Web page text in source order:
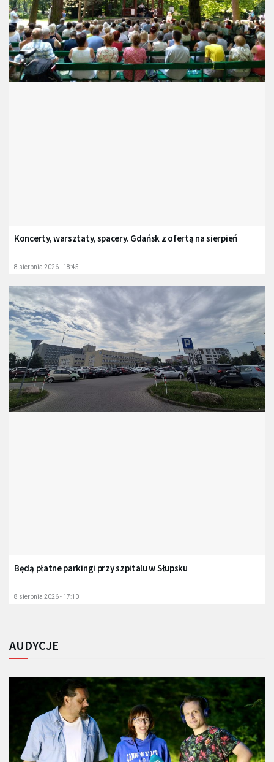
Koncerty, warsztaty, spacery. Gdańsk z ofertą na sierpień
8 sierpnia 2026 - 18:45
Będą płatne parkingi przy szpitalu w Słupsku
8 sierpnia 2026 - 17:10
AUDYCJE